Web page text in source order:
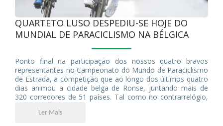
QUARTETO LUSO DESPEDIU-SE HOJE DO
MUNDIAL DE PARACICLISMO NA BÉLGICA
Ponto final na participação dos nossos quatro bravos
representantes no Campeonato do Mundo de Paraciclismo
de Estrada, a competição que ao longo dos últimos quatro
dias animou a cidade belga de Ronse, juntando mais de
320 corredores de 51 países. Tal como no contrarrelógio,
o 9º lugar na prova de fundo.
Ler Mais